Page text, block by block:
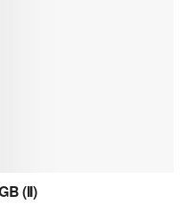
(II)